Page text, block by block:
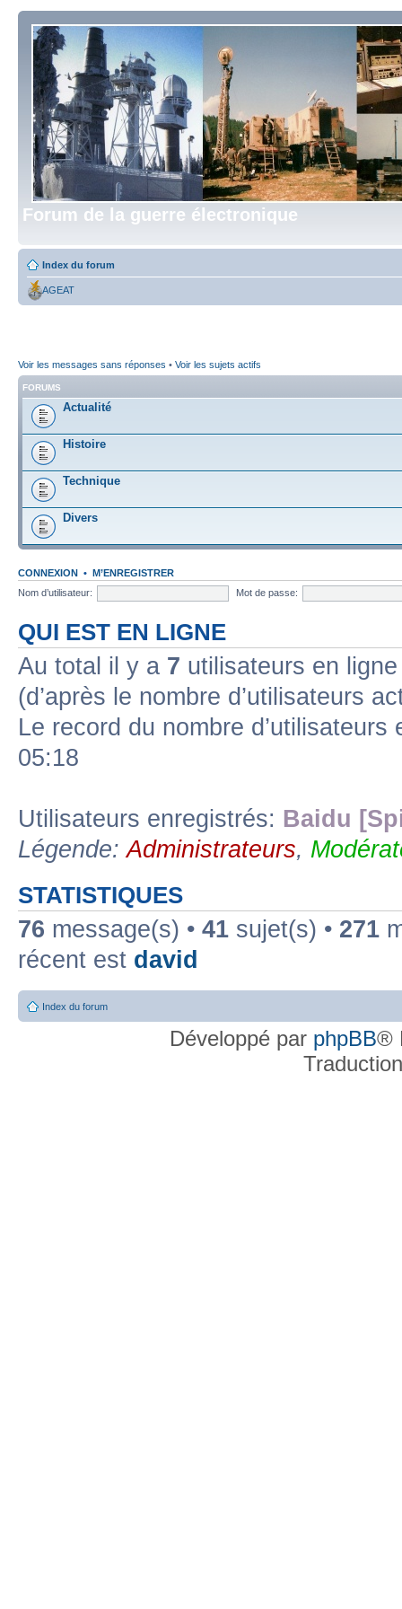
Forum de la guerre électronique
Index du forum
AGEAT
Voir les messages sans réponses • Voir les sujets actifs
FORUMS
Actualité
Histoire
Technique
Divers
CONNEXION • M’ENREGISTRER
Nom d’utilisateur:
Mot de passe:
QUI EST EN LIGNE
Au total il y a 7 utilisateurs en
(d’après le nombre d’utilisateurs
Le record du nombre
05:18
Utilisateurs enregistrés: Baidu
Légende:Administrateurs,
STATISTIQUES
76 message(s) • 41 sujet(s) • 271
récent est david
Index du forum
Développé par phpBB®